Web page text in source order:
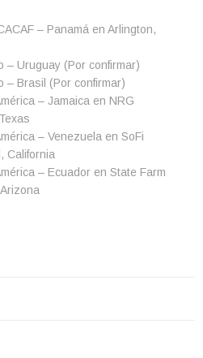
– Panamá en Arlington,
– Uruguay (Por confirmar)
– Brasil (Por confirmar)
– Jamaica en NRG
– Venezuela en SoFi
California
– Ecuador en State Farm